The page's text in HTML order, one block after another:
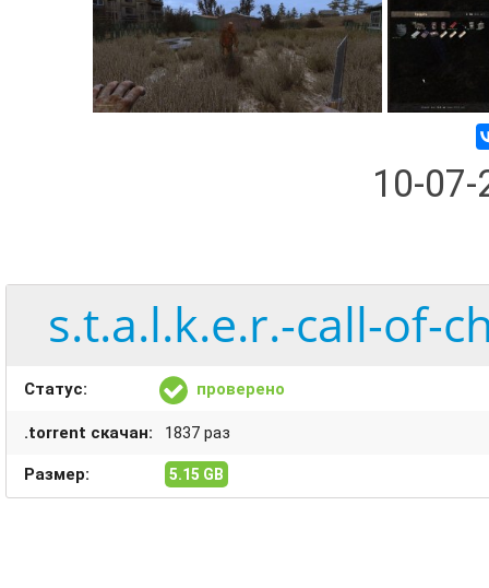
10-
s.t.a.l.k.e.r.-call-of-
Статус: проверено
.torrent скачан: 1837 раз
Размер: 5.15 GB